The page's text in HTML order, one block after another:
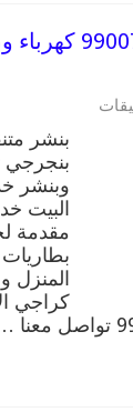
بنشر متنقل |
متنقل
كراج
المنقف
99007355
كهرباء
وبنشر,
بنجرجي,
كهربائي
تصليح
سيارات
بنشر
بنجرجي
وبنشر
البيت
مقدمة
المنزل
كراجي